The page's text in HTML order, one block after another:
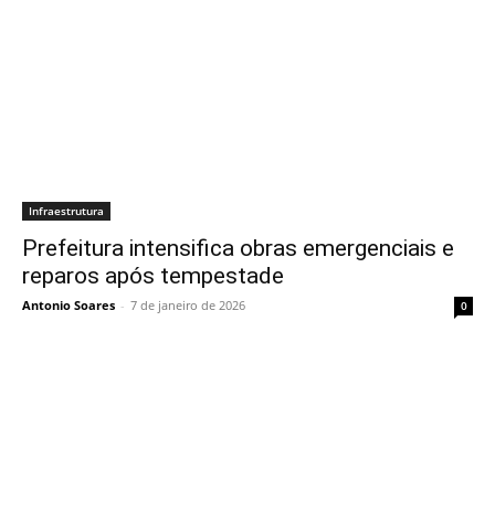
Infraestrutura
Prefeitura intensifica obras emergenciais e
reparos após tempestade
Antonio Soares - 7 de janeiro de 2026 0